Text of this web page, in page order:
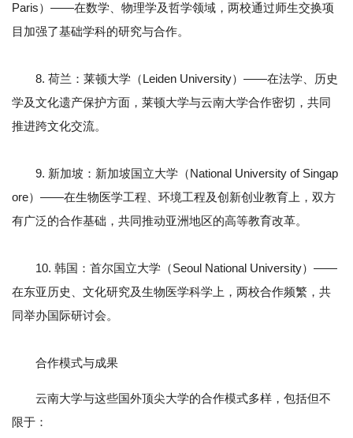
Paris）——在数学、物理学及哲学领域，两校通过师生交换项
目加强了基础学科的研究与合作。
8. 荷兰：莱顿大学（Leiden University）——在法学、历史
学及文化遗产保护方面，莱顿大学与云南大学合作密切，共同
推进跨文化交流。
9. 新加坡：新加坡国立大学（National University of Singap
ore）——在生物医学工程、环境工程及创新创业教育上，双方
有广泛的合作基础，共同推动亚洲地区的高等教育改革。
10. 韩国：首尔国立大学（Seoul National University）——
在东亚历史、文化研究及生物医学科学上，两校合作频繁，共
同举办国际研讨会。
合作模式与成果
云南大学与这些国外顶尖大学的合作模式多样，包括但不
限于：